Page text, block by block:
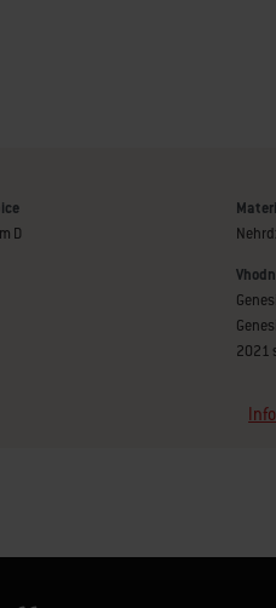
D
2021